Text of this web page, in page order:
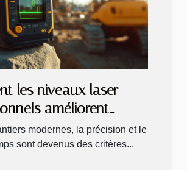
les niveaux laser
améliorent
sur les chantiers
modernes, la précision et le
sont devenus des critères...